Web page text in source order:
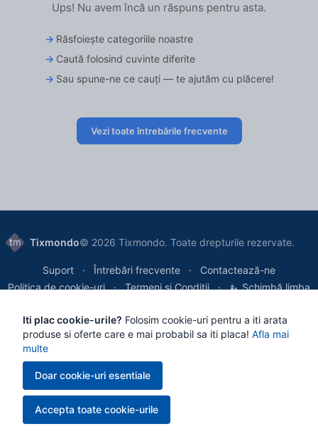
Ups! Nu avem încă un răspuns pentru asta.
Răsfoiește categoriile noastre
Caută folosind cuvinte diferite
Sau spune-ne ce cauți — te ajutăm cu plăcere!
Vezi toate întrebările frecvente
Tixmondo© 2026 Tixmondo. Toate drepturile rezervate.
Suport Întrebări frecvente
Contactează-ne
Politica de cookie-uri
Termeni și Condiții Schimbă limba
Tixmondo SRL, Bucharest, Romania
Reg. Com.: J2024036006007 | VAT/CIF: 50788470
Toate plățile sunt procesate securizat prin
criptate și cele mai înalte standarde de protecție a datelor.
Iti plac cookie-urile? Folosim cookie-uri pentru a iti arata
produse si oferte care e mai probabil sa iti placa! Afla mai
multe
Doar cookie-uri esentiale
Accepta toate cookie-urile